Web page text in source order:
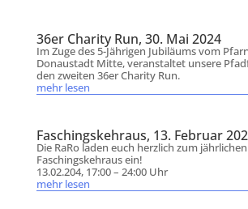
36er Charity Run, 30. Mai 2024
Im Zuge des 5-Jährigen Jubiläums vom
Donaustadt Mitte, veranstaltet unsere
den zweiten 36er Charity Run.
mehr lesen
Faschingskehraus, 13. Februar
Die RaRo laden euch herzlich zum jährlichen
Faschingskehraus ein!
13.02.204, 17:00 – 24:00 Uhr
mehr lesen